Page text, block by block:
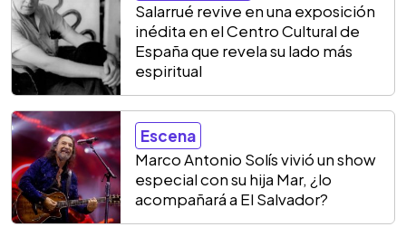
Salarrué revive en una exposición
inédita en el Centro Cultural de
España que revela su lado más
espiritual
Escena
Marco Antonio Solís vivió un show
especial con su hija Mar, ¿lo
acompañará a El Salvador?